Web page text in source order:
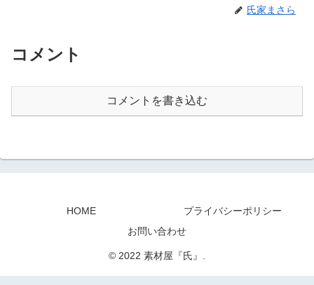
氏家まさら
コメント
コメントを書き込む
HOME
プライバシーポリシー
お問い合わせ
© 2022 素材屋『氏』.